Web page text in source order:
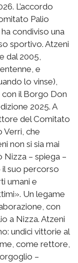
L’accordo
Palio
condiviso una
sportivo. Atzeni
dal 2005,
e
lo vinse),
il Borgo Don
2025. A
del Comitato
Verri, che
non si sia mai
– spiega –
suo percorso
umani e
Un legame
con
a Nizza. Atzeni
undici vittorie al
come rettore,
–